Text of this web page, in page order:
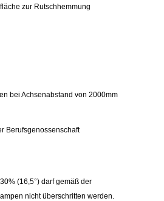
zur Rutschhemmung
bei Achsenabstand von 2000mm
Berufsgenossenschaft
(16,5°) darf gemäß der
nicht überschritten werden.